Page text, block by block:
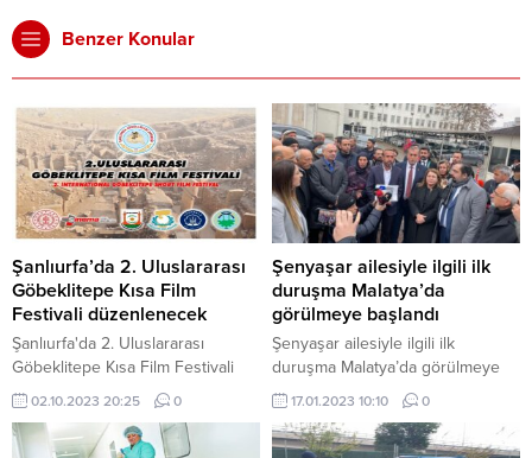
Benzer Konular
Şanlıurfa’da 2. Uluslararası
Göbeklitepe Kısa Film
Festivali düzenlenecek
Şanlıurfa'da 2. Uluslararası
Göbeklitepe Kısa Film Festivali
düzenlenecek
02.10.2023 20:25 0
Şenyaşar ailesiyle ilgili ilk
duruşma Malatya’da
görülmeye başlandı
Şenyaşar ailesiyle ilgili ilk
duruşma Malatya’da görülmeye
başlandı
17.01.2023 10:10 0